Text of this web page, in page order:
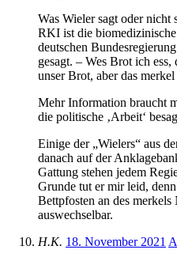
Was Wieler sagt oder nicht
RKI ist die
deutschen
gesagt. – Wes Brot ich
unser Brot, aber das
Mehr Information braucht
die politische ‚Arbeit‘
Einige der „Wielers“ aus
danach auf der
Gattung stehen jedem
Grunde tut er mir leid,
Bettpfosten an des
auswechselbar.
H.K. 18. November 2021